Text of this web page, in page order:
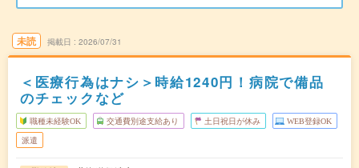
未読 掲載日 2026/07/31
＜医療行為はナシ＞時給1240円！病院で備品
のチェックなど
職種未経験OK 交通費別途支給あり 土日祝日が休み WEB登録OK
派遣